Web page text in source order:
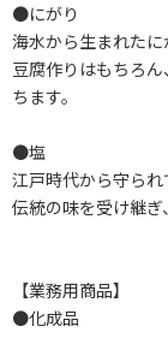
●にがり
海水から生まれたに
豆腐作りはもちろ
ちます。
●塩
江戸時代から守られ
伝統の味を受け継ぎ
【業務用商品】
●化成品